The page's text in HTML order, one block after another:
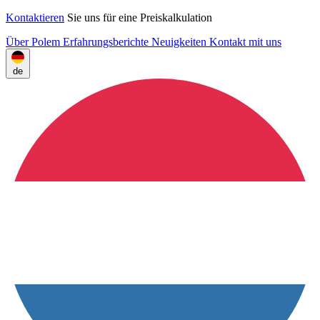
Kontaktieren Sie uns für eine Preiskalkulation
Über Polem Erfahrungsberichte Neuigkeiten Kontakt mit uns
de